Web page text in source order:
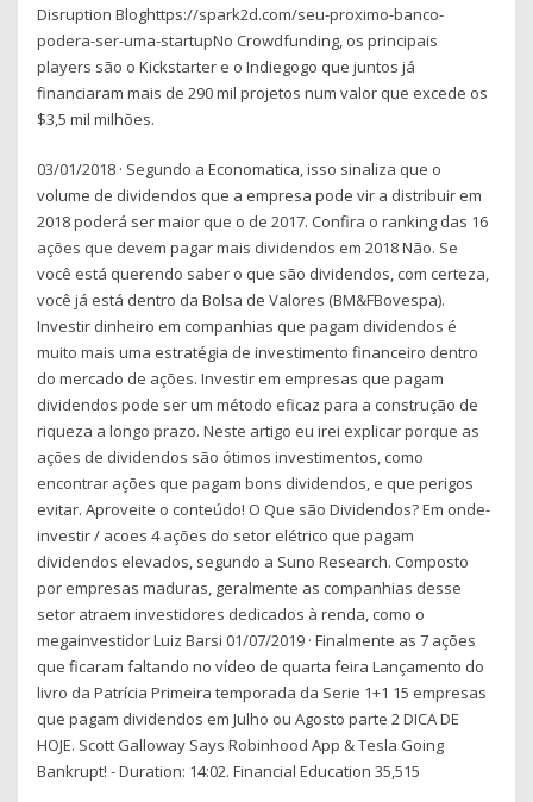
Disruption Bloghttps://spark2d.com/seu-proximo-banco-
podera-ser-uma-startupNo Crowdfunding, os principais
players são o Kickstarter e o Indiegogo que juntos já
financiaram mais de 290 mil projetos num valor que excede os
$3,5 mil milhões.
03/01/2018 · Segundo a Economatica, isso sinaliza que o
volume de dividendos que a empresa pode vir a distribuir em
2018 poderá ser maior que o de 2017. Confira o ranking das 16
ações que devem pagar mais dividendos em 2018 Não. Se
você está querendo saber o que são dividendos, com certeza,
você já está dentro da Bolsa de Valores (BM&FBovespa).
Investir dinheiro em companhias que pagam dividendos é
muito mais uma estratégia de investimento financeiro dentro
do mercado de ações. Investir em empresas que pagam
dividendos pode ser um método eficaz para a construção de
riqueza a longo prazo. Neste artigo eu irei explicar porque as
ações de dividendos são ótimos investimentos, como
encontrar ações que pagam bons dividendos, e que perigos
evitar. Aproveite o conteúdo! O Que são Dividendos? Em onde-
investir / acoes 4 ações do setor elétrico que pagam
dividendos elevados, segundo a Suno Research. Composto
por empresas maduras, geralmente as companhias desse
setor atraem investidores dedicados à renda, como o
megainvestidor Luiz Barsi 01/07/2019 · Finalmente as 7 ações
que ficaram faltando no vídeo de quarta feira Lançamento do
livro da Patrícia Primeira temporada da Serie 1+1 15 empresas
que pagam dividendos em Julho ou Agosto parte 2 DICA DE
HOJE. Scott Galloway Says Robinhood App & Tesla Going
Bankrupt! - Duration: 14:02. Financial Education 35,515